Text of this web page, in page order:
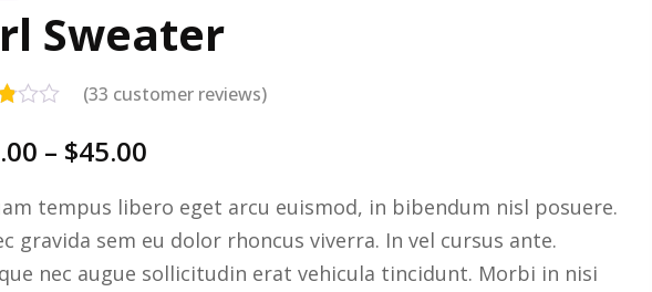
Sweater
(33 customer reviews)
– $45.00
tempus libero eget arcu euismod, in bibendum nisl posuere.
gravida sem eu dolor rhoncus viverra. In vel cursus ante.
nec augue sollicitudin erat vehicula tincidunt. Morbi in nisi